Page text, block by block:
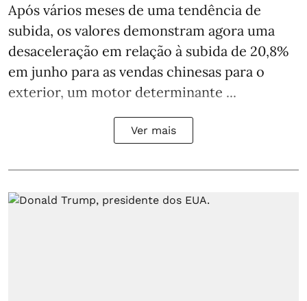
Após vários meses de uma tendência de
subida, os valores demonstram agora uma
desaceleração em relação à subida de 20,8%
em junho para as vendas chinesas para o
exterior, um motor determinante ...
Ver mais